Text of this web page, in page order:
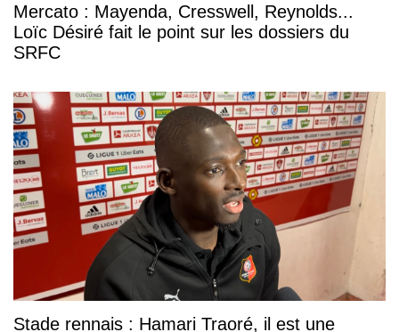
Mercato : Mayenda, Cresswell, Reynolds...
Loïc Désiré fait le point sur les dossiers du
SRFC
Stade rennais : Hamari Traoré, il est une